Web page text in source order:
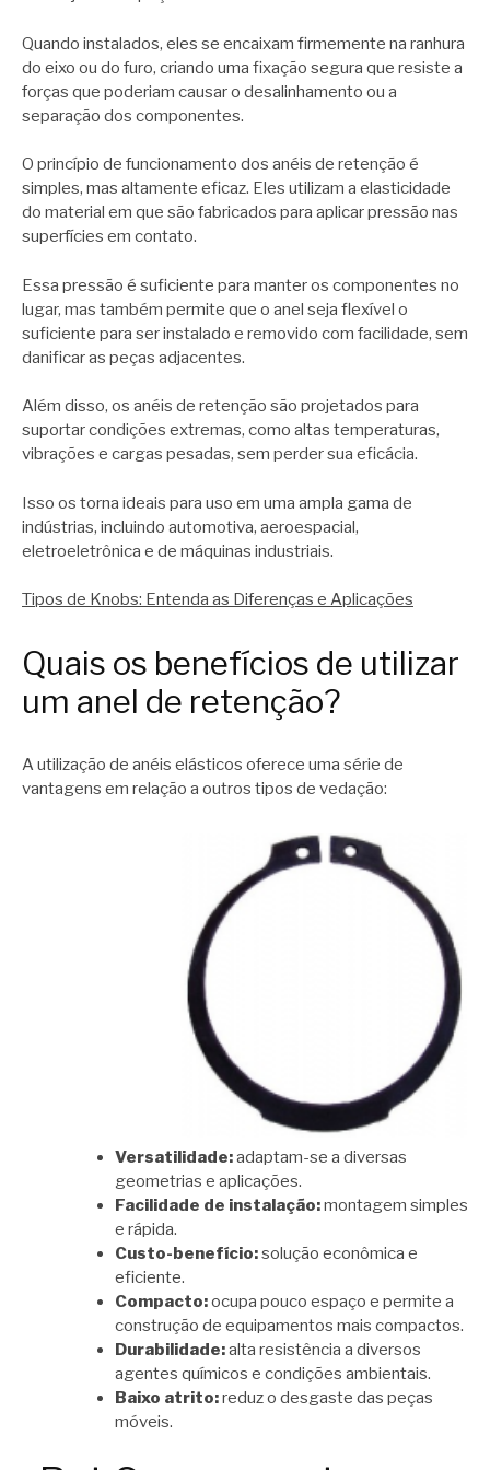
Quando instalados, eles se encaixam firmemente na ranhura
do eixo ou do furo, criando uma fixação segura que resiste a
forças que poderiam causar o desalinhamento ou a
separação dos componentes.
O princípio de funcionamento dos anéis de retenção é
simples, mas altamente eficaz. Eles utilizam a elasticidade
do material em que são fabricados para aplicar pressão nas
superfícies em contato.
Essa pressão é suficiente para manter os componentes no
lugar, mas também permite que o anel seja flexível o
suficiente para ser instalado e removido com facilidade, sem
danificar as peças adjacentes.
Além disso, os anéis de retenção são projetados para
suportar condições extremas, como altas temperaturas,
vibrações e cargas pesadas, sem perder sua eficácia.
Isso os torna ideais para uso em uma ampla gama de
indústrias, incluindo automotiva, aeroespacial,
eletroeletrônica e de máquinas industriais.
Tipos de Knobs: Entenda as Diferenças e Aplicações
Quais os benefícios de utilizar
um anel de retenção?
A utilização de anéis elásticos oferece uma série de
vantagens em relação a outros tipos de vedação:
Versatilidade:adaptam-se a diversas
geometrias e aplicações.
Facilidade de instalação:montagem simples
e rápida.
Custo-benefício:solução econômica e
eficiente.
Compacto:ocupa pouco espaço e permite a
construção de equipamentos mais compactos.
Durabilidade:alta resistência a diversos
agentes químicos e condições ambientais.
Baixo atrito:reduz o desgaste das peças
móveis.